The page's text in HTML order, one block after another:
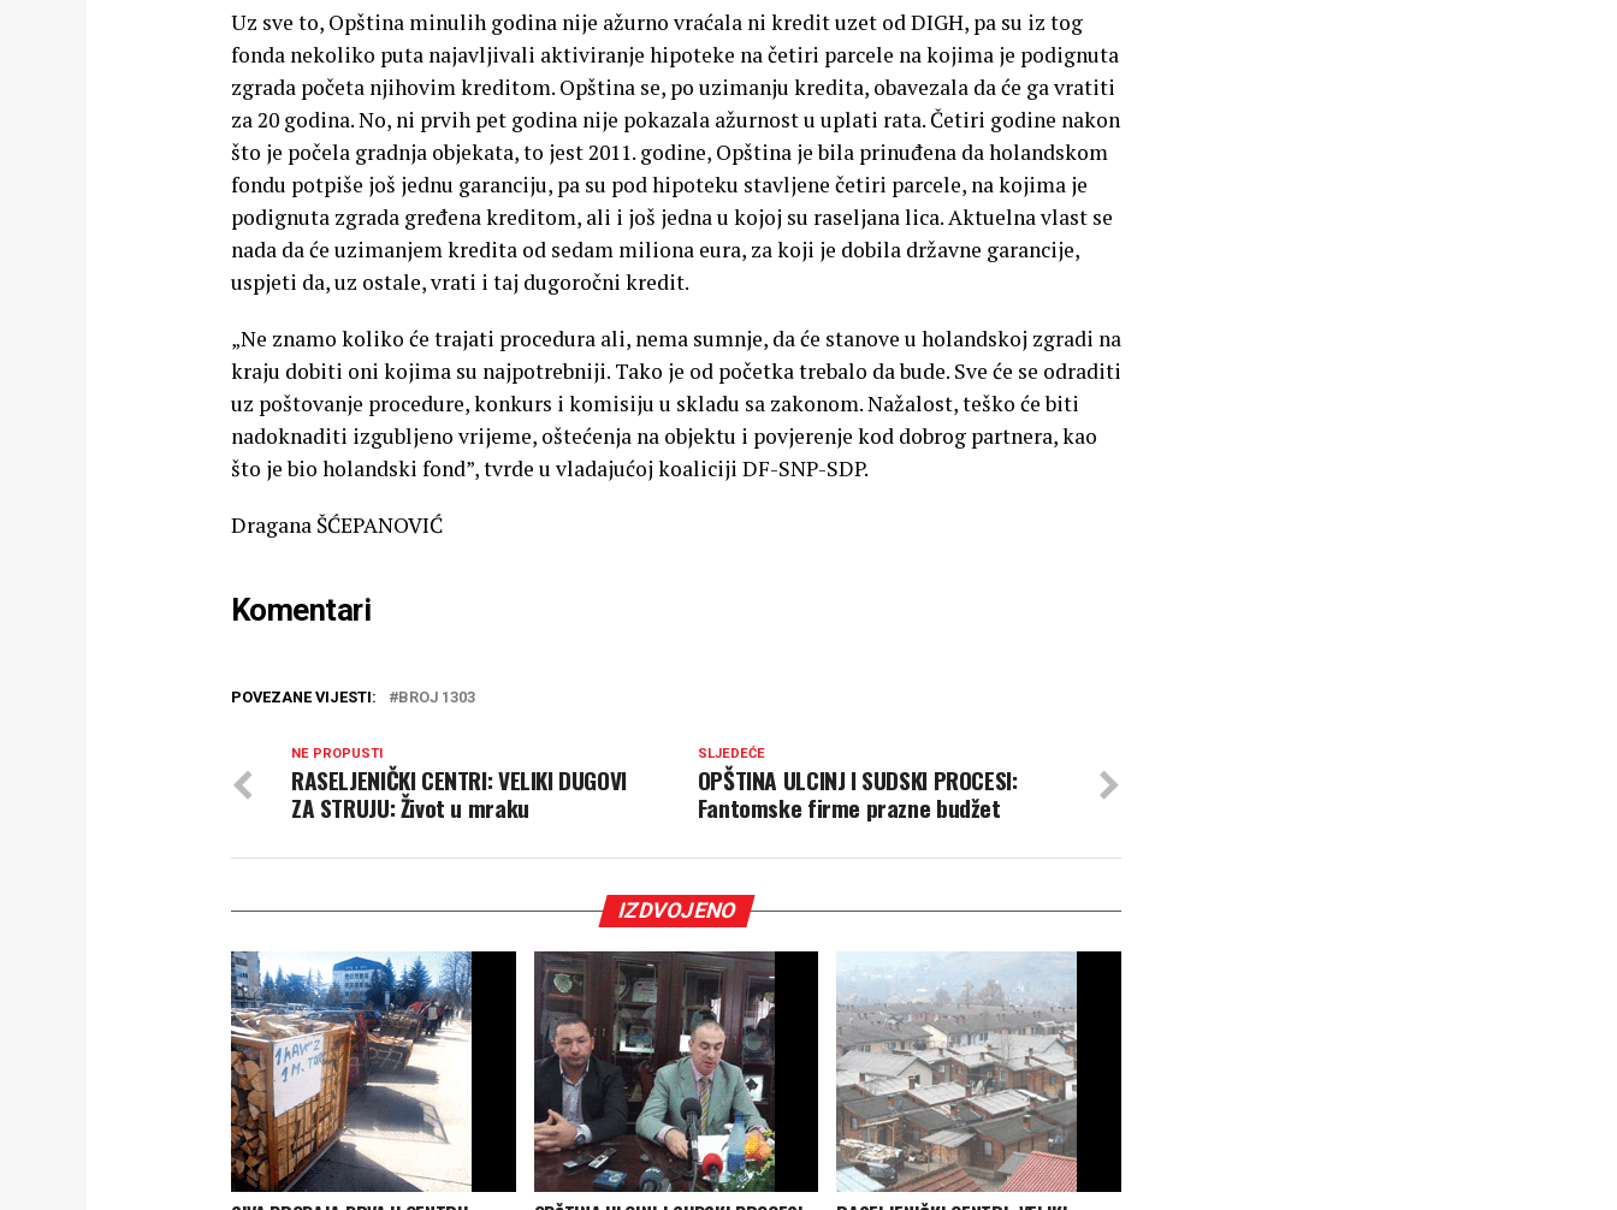
Uz sve to, Opština minulih godina nije ažurno vraćala ni kredit uzet od DIGH, pa su iz tog
fonda nekoliko puta najavljivali aktiviranje hipoteke na četiri parcele na kojima je podignuta
zgrada početa njihovim kreditom. Opština se, po uzimanju kredita, obavezala da će ga vratiti
za 20 godina. No, ni prvih pet godina nije pokazala ažurnost u uplati rata. Četiri godine nakon
što je počela gradnja objekata, to jest 2011. godine, Opština je bila prinuđena da holandskom
fondu potpiše još jednu garanciju, pa su pod hipoteku stavljene četiri parcele, na kojima je
podignuta zgrada gređena kreditom, ali i još jedna u kojoj su raseljana lica. Aktuelna vlast se
nada da će uzimanjem kredita od sedam miliona eura, za koji je dobila državne garancije,
uspjeti da, uz ostale, vrati i taj dugoročni kredit.
„Ne znamo koliko će trajati procedura ali, nema sumnje, da će stanove u holandskoj zgradi na
kraju dobiti oni kojima su najpotrebniji. Tako je od početka trebalo da bude. Sve će se odraditi
uz poštovanje procedure, konkurs i komisiju u skladu sa zakonom. Nažalost, teško će biti
nadoknaditi izgubljeno vrijeme, oštećenja na objektu i povjerenje kod dobrog partnera, kao
što je bio holandski fond”, tvrde u vladajućoj koaliciji DF-SNP-SDP.
Dragana ŠĆEPANOVIĆ
Komentari
POVEZANE VIJESTI: BROJ 1303
SLJEDEĆE
OPŠTINA ULCINJ I SUDSKI PROCESI:
Fantomske firme prazne budžet
NE PROPUSTI
RASELJENIČKI CENTRI: VELIKI DUGOVI
ZA STRUJU: Život u mraku
IZDVOJENO